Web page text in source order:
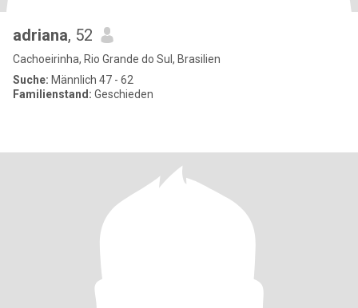
adriana, 52
Cachoeirinha, Rio Grande do Sul, Brasilien
Suche: Männlich 47 - 62
Familienstand: Geschieden